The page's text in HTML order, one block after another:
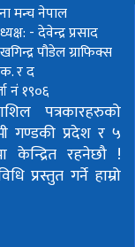
मन्च नेपाल
- देवेन्द्र प्रसाद
पौडेलग्राफिक्स
क. र द
नं १९०६
पत्रकारहरुको
गण्डकी प्रदेश र ५
केन्द्रित रहनेछौ !
प्रस्तुत गर्ने हाम्रो